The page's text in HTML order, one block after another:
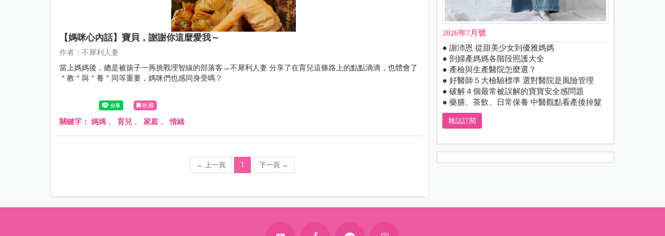
【媽咪心內話】寶貝，謝謝你這麼愛我～
作者：不犀利人妻
當上媽媽後，總是被孩子一再挑戰理智線的部落客→不犀利人妻 分享了在育兒這條路上的點點滴滴，也體會了
＂教＂與＂養＂同等重要，媽咪們也感同身受嗎？
收藏
關鍵字： 媽媽 、 育兒 、 家庭 、情緒
← 上一頁 1 下一頁 →
2026年7月號
● 謝沛恩 從甜美少女到優雅媽媽
● 剖婦產媽媽各階段照護大全
● 產檢與生產醫院怎麼選？
● 好醫師５大檢驗標準 選對醫院是風險管理
● 破解４個最常被誤解的寶寶安全感問題
● 藥膳、茶飲、日常保養 中醫觀點看產後掉髮
雜誌訂閱